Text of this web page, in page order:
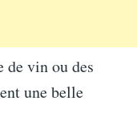
de vin ou des
une belle